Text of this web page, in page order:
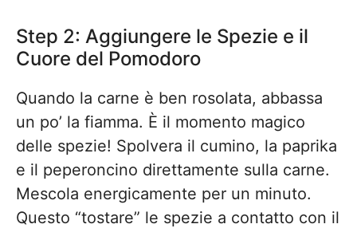
Step 2: Aggiungere le Spezie e il
Cuore del Pomodoro
Quando la carne è ben rosolata, abbassa
un po’ la fiamma. È il momento magico
delle spezie! Spolvera il cumino, la paprika
e il peperoncino direttamente sulla carne.
Mescola energicamente per un minuto.
Questo “tostare” le spezie a contatto con il